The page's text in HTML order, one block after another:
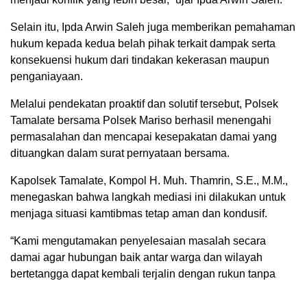
Selain itu, Ipda Arwin Saleh juga memberikan pemahaman
hukum kepada kedua belah pihak terkait dampak serta
konsekuensi hukum dari tindakan kekerasan maupun
penganiayaan.
Melalui pendekatan proaktif dan solutif tersebut, Polsek
Tamalate bersama Polsek Mariso berhasil menengahi
permasalahan dan mencapai kesepakatan damai yang
dituangkan dalam surat pernyataan bersama.
Kapolsek Tamalate, Kompol H. Muh. Thamrin, S.E., M.M.,
menegaskan bahwa langkah mediasi ini dilakukan untuk
menjaga situasi kamtibmas tetap aman dan kondusif.
“Kami mengutamakan penyelesaian masalah secara
damai agar hubungan baik antar warga dan wilayah
bertetangga dapat kembali terjalin dengan rukun tanpa